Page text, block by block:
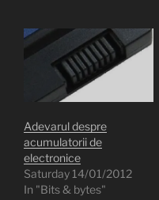
Adevarul despre
acumulatorii de
electronice
Saturday 14/01/2012
In "Bits & bytes"